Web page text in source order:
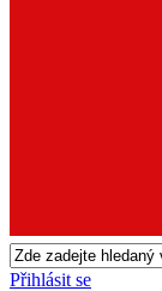
Přihlásit se